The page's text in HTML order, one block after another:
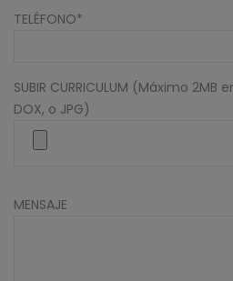
TELÉFONO*
SUBIR CURRICULUM (Máximo 2MB
DOX, o JPG)
MENSAJE